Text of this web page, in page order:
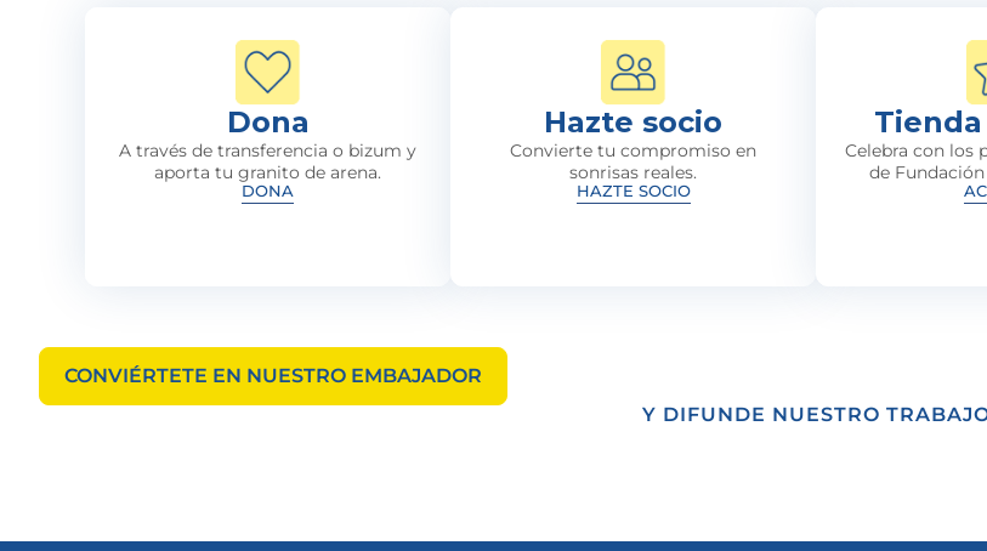
Dona
A través de transferencia o bizum y
aporta tu granito de arena.
DONA
Hazte socio
Convierte tu compromiso en
sonrisas reales.
HAZTE SOCIO
Celebra con los
de
CONVIÉRTETE EN NUESTRO EMBAJADOR
Y DIFUNDE NUESTRO